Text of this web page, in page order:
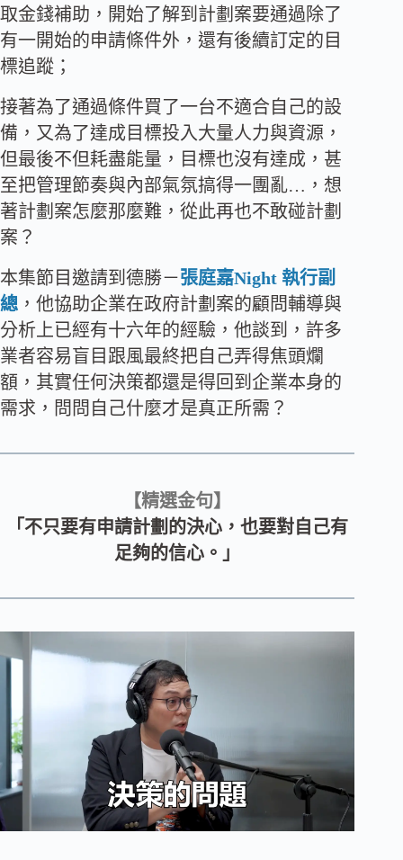
取金錢補助，開始了解到計劃案要通過除了
有一開始的申請條件外，還有後續訂定的目
標追蹤；
接著為了通過條件買了一台不適合自己的設
備，又為了達成目標投入大量人力與資源，
但最後不但耗盡能量，目標也沒有達成，甚
至把管理節奏與內部氣氛搞得一團亂…，想
著計劃案怎麼那麼難，從此再也不敢碰計劃
案？
本集節目邀請到德勝－張庭嘉Night 執行副
總 ，他協助企業在政府計劃案的顧問輔導與
分析上已經有十六年的經驗，他談到，許多
業者容易盲目跟風最終把自己弄得焦頭爛
額，其實任何決策都還是得回到企業本身的
需求，問問自己什麼才是真正所需？
【精選金句】
「不只要有申請計劃的決心，也要對自己有
足夠的信心。」